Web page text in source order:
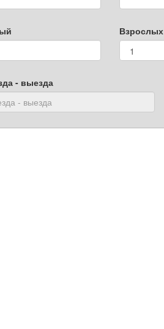
Взрослых
- выезда